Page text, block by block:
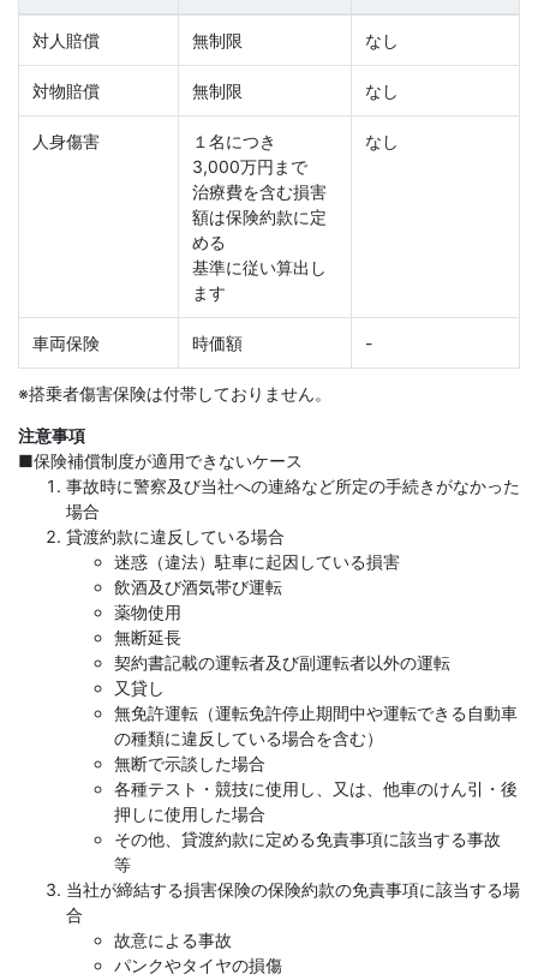
対人賠償 無制限 なし
対物賠償 無制限 なし
人身傷害
１名につき
3,000万円まで
治療費を含む損害
額は保険約款に定
める
基準に従い算出し
ます
なし
車両保険 時価額 -
※搭乗者傷害保険は付帯しておりません。
注意事項
■保険補償制度が適用できないケース
事故時に警察及び当社への連絡など所定の手続きがなかった
場合
貸渡約款に違反している場合
迷惑（違法）駐車に起因している損害
飲酒及び酒気帯び運転
薬物使用
無断延長
契約書記載の運転者及び副運転者以外の運転
又貸し
無免許運転（運転免許停止期間中や運転できる自動車
の種類に違反している場合を含む）
無断で示談した場合
各種テスト・競技に使用し、又は、他車のけん引・後
押しに使用した場合
その他、貸渡約款に定める免責事項に該当する事故
等
当社が締結する損害保険の保険約款の免責事項に該当する場
合
故意による事故
パンクやタイヤの損傷